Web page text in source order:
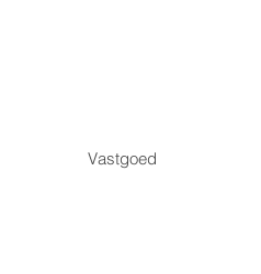
Vastgoed